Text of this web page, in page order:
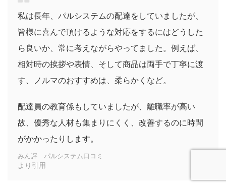
私は長年、パルシステムの配達をしていましたが、
皆様に喜んで頂けるような対応をするにはどうした
ら良いか、常に考えながらやってました。例えば、
相対時の挨拶や表情、そして商品は両手で丁寧に渡
す、ノルマのおすすめは、柔らかくなど。
配達員の教育係もしていましたが、離職率が高い
故、優秀な人材も集まりにくく、改善するのに時間
がかかったりします。
みん評 パルシステム口コミ
より引用